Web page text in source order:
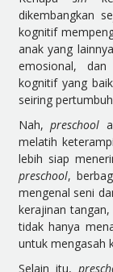
dikembangkan
kognitif
anak yang
emosional, dan
kognitif yang
seiring
Nah,preschool
melatih
lebih siap
preschool,
mengenal seni
kerajinan
tidak hanya
untuk mengasah
Selain itu,